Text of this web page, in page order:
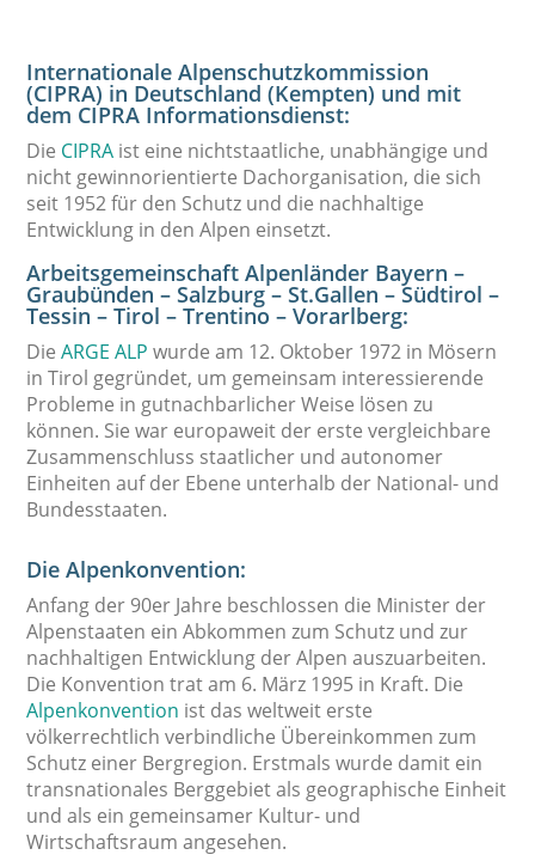
Internationale Alpenschutzkommission
(CIPRA) in Deutschland (Kempten) und mit
dem CIPRA Informationsdienst:
Die CIPRA ist eine nichtstaatliche, unabhängige und
nicht gewinnorientierte Dachorganisation, die sich
seit 1952 für den Schutz und die nachhaltige
Entwicklung in den Alpen einsetzt.
Arbeitsgemeinschaft Alpenländer Bayern –
Graubünden – Salzburg – St.Gallen – Südtirol –
Tessin – Tirol – Trentino – Vorarlberg:
DieARGE ALP wurde am 12. Oktober 1972 in Mösern
in Tirol gegründet, um gemeinsam interessierende
Probleme in gutnachbarlicher Weise lösen zu
können. Sie war europaweit der erste vergleichbare
Zusammenschluss staatlicher und autonomer
Einheiten auf der Ebene unterhalb der National- und
Bundesstaaten.
Die Alpenkonvention:
Anfang der 90er Jahre beschlossen die Minister der
Alpenstaaten ein Abkommen zum Schutz und zur
nachhaltigen Entwicklung der Alpen auszuarbeiten.
Die Konvention trat am 6. März 1995 in Kraft. Die
Alpenkonvention ist das weltweit erste
völkerrechtlich verbindliche Übereinkommen zum
Schutz einer Bergregion. Erstmals wurde damit ein
transnationales Berggebiet als geographische Einheit
und als ein gemeinsamer Kultur- und
Wirtschaftsraum angesehen.